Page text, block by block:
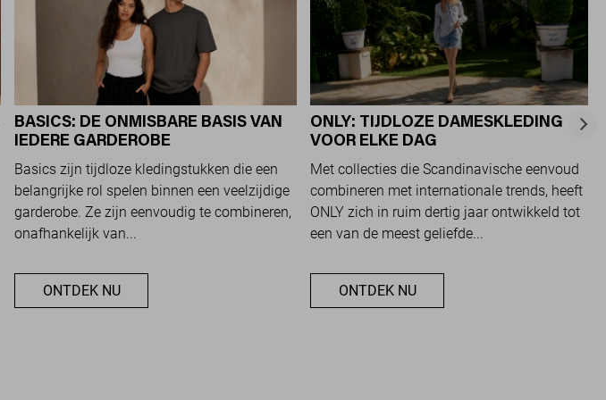
BASICS: DE ONMISBARE BASIS VAN
IEDERE GARDEROBE
Basics zijn tijdloze kledingstukken die een
belangrijke rol spelen binnen een veelzijdige
garderobe. Ze zijn eenvoudig te combineren,
onafhankelijk van...
ONTDEK NU
ONLY: TIJDLOZE DAMESKLEDING
VOOR ELKE DAG
Met collecties die Scandinavische eenvoud
combineren met internationale trends, heeft
ONLY zich in ruim dertig jaar ontwikkeld tot
een van de meest geliefde...
ONTDEK NU